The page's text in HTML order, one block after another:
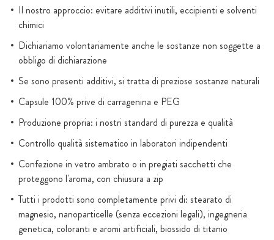
Il nostro approccio: evitare additivi inutili, eccipienti e solventi
chimici
Dichiariamo volontariamente anche le sostanze non soggette a
obbligo di dichiarazione
Se sono presenti additivi, si tratta di preziose sostanze naturali
Capsule 100% prive di carragenina e PEG
Produzione propria: i nostri standard di purezza e qualità
Controllo qualità sistematico in laboratori indipendenti
Confezione in vetro ambrato o in pregiati sacchetti che
proteggono l'aroma, con chiusura a zip
Tutti i prodotti sono completamente privi di: stearato di
magnesio, nanoparticelle (senza eccezioni legali), ingegneria
genetica, coloranti e aromi artificiali, biossido di titanio